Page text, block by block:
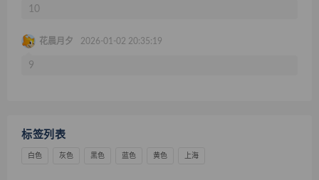
10
花晨月夕 2026-01-02 20:35:19
9
标签列表
白色 灰色 黑色 蓝色 黄色 上海